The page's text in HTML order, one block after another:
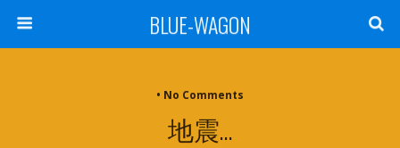
BLUE-WAGON
• No Comments
地震…